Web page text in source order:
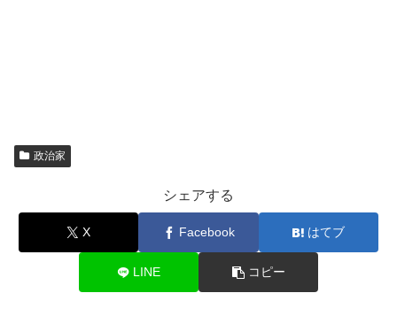
政治家
シェアする
X Facebook はてブ
LINE コピー